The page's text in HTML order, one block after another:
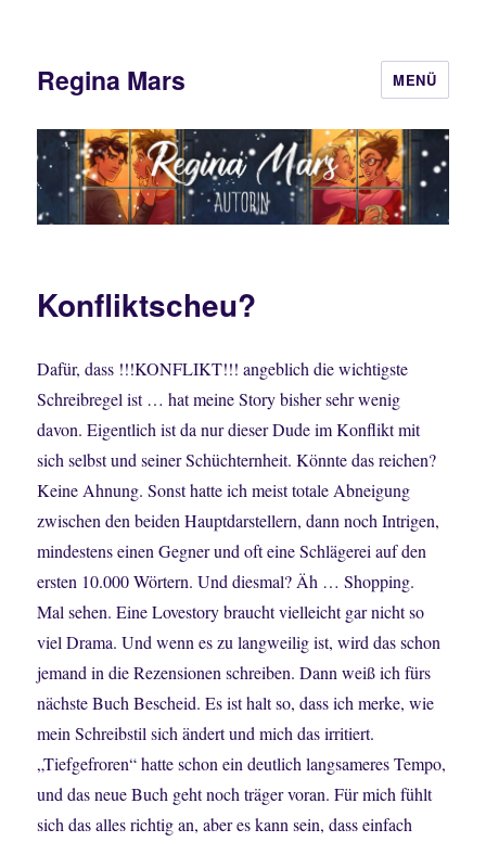
Regina Mars MENÜ
Konfliktscheu?
Dafür, dass !!!KONFLIKT!!! angeblich die wichtigste
Schreibregel ist … hat meine Story bisher sehr wenig
davon. Eigentlich ist da nur dieser Dude im Konflikt mit
sich selbst und seiner Schüchternheit. Könnte das reichen?
Keine Ahnung. Sonst hatte ich meist totale Abneigung
zwischen den beiden Hauptdarstellern, dann noch Intrigen,
mindestens einen Gegner und oft eine Schlägerei auf den
ersten 10.000 Wörtern. Und diesmal? Äh … Shopping.
Mal sehen. Eine Lovestory braucht vielleicht gar nicht so
viel Drama. Und wenn es zu langweilig ist, wird das schon
jemand in die Rezensionen schreiben. Dann weiß ich fürs
nächste Buch Bescheid. Es ist halt so, dass ich merke, wie
mein Schreibstil sich ändert und mich das irritiert.
„Tiefgefroren“ hatte schon ein deutlich langsameres Tempo,
und das neue Buch geht noch träger voran. Für mich fühlt
sich das alles richtig an, aber es kann sein, dass einfach